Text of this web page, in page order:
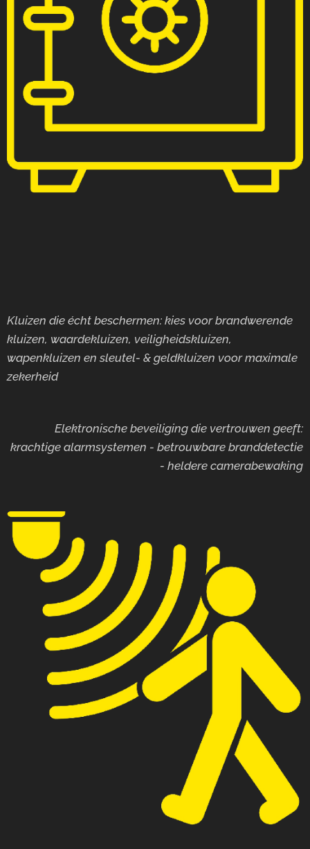
Kluizen die écht beschermen: kies voor brandwerende
kluizen, waardekluizen, veiligheidskluizen,
wapenkluizen en sleutel- & geldkluizen voor maximale
zekerheid
Elektronische beveiliging die vertrouwen geeft:
krachtige alarmsystemen - betrouwbare branddetectie
- heldere camerabewaking